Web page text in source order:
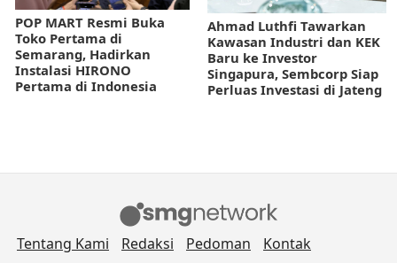
POP MART Resmi Buka
Toko Pertama di
Semarang, Hadirkan
Instalasi HIRONO
Pertama di Indonesia
Ahmad Luthfi Tawarkan
Kawasan Industri dan KEK
Baru ke Investor
Singapura, Sembcorp Siap
Perluas Investasi di Jateng
Tentang Kami Redaksi Pedoman Kontak